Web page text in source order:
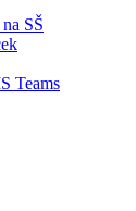
SŠ
Teams